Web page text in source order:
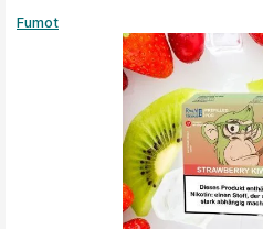
Fumot
Bildergalerie überspringen